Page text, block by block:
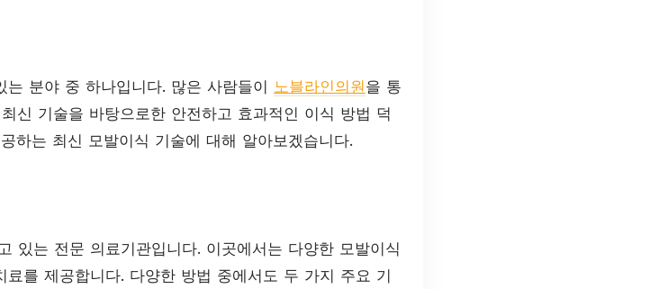
분야 중 하나입니다. 많은 사람들이 노블라인의원을 통
신 기술을 바탕으로한 안전하고 효과적인 이식 방법 덕
하는 최신 모발이식 기술에 대해 알아보겠습니다.
있는 전문 의료기관입니다. 이곳에서는 다양한 모발이식
를 제공합니다. 다양한 방법 중에서도 두 가지 주요 기